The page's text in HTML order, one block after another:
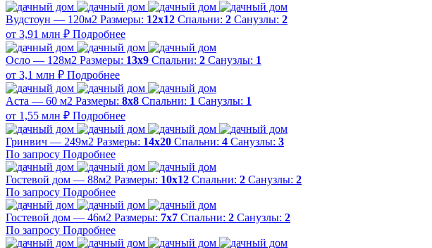
Вудстоун — 120м2 Размеры: 12х12 Спальни: 2 Санузлы: 2
от 3,91 млн ₽ Подробнее
Осло — 128м2 Размеры: 13х9 Спальни: 2 Санузлы: 1
от 3,1 млн ₽ Подробнее
Аста — 60 м2 Размеры: 8х8 Спальни: 1 Санузлы: 1
от 1,55 млн ₽ Подробнее
Гринвич — 249м2 Размеры: 14х20 Спальни: 4 Санузлы: 3
По запросу Подробнее
Гостевой дом — 88м2 Размеры: 10х12 Спальни: 2 Санузлы: 2
По запросу Подробнее
Гостевой дом — 46м2 Размеры: 7х7 Спальни: 2 Санузлы: 2
По запросу Подробнее